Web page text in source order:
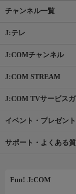
チャンネル一覧
J:テレ
J:COMチャンネル
J:COM STREAM
J:COM TVサービス
イベント・プレゼント
サポート・よくある
Fun! J:COM